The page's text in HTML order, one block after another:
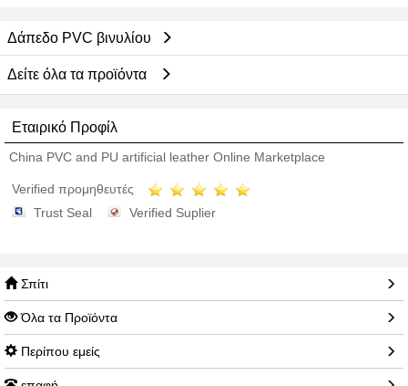
Δάπεδο PVC βινυλίου
Δείτε όλα τα προϊόντα
Εταιρικό Προφίλ
China PVC and PU artificial leather Online Marketplace
Verified προμηθευτές
Trust Seal
Verified Suplier
Σπίτι
Όλα τα Προϊόντα
Περίπου εμείς